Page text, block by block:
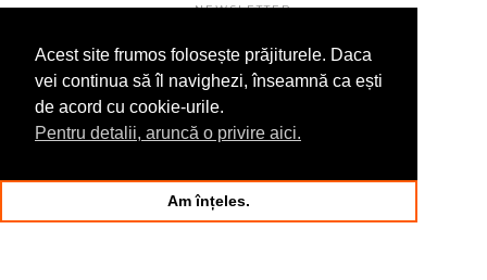
NEWSLETTER
Acest site frumos folosește prăjiturele. Daca
vei continua să îl navighezi, înseamnă ca ești
de acord cu cookie-urile.
Pentru detalii, aruncă o privire aici.
Am înțeles.